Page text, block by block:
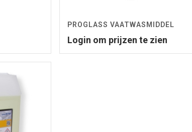
PROGLASS VAATWASMIDDEL
Login om prijzen te zien